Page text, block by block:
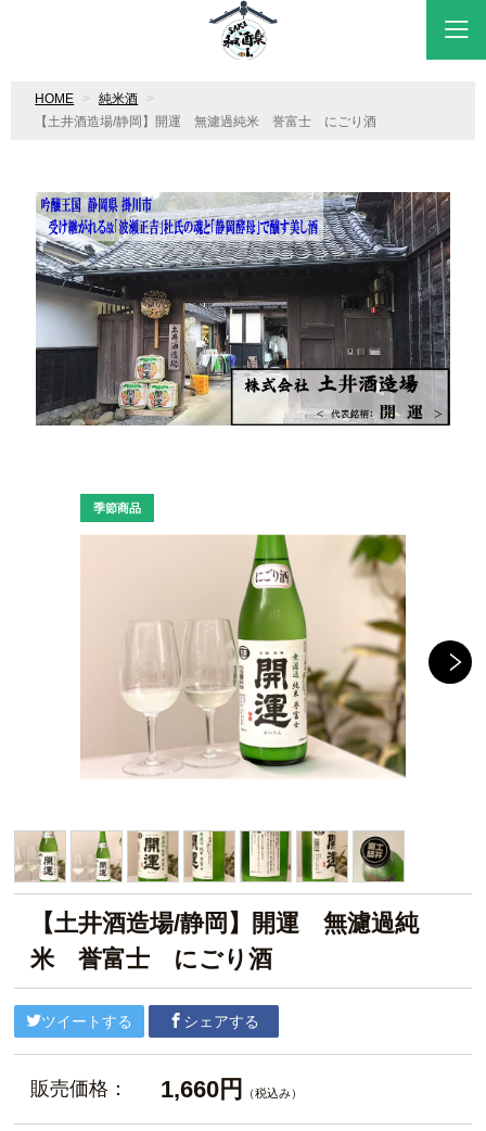
HOME
純米酒
【土井酒造場/静岡】開運 無濾過純米 誉富士 にごり酒
【土井酒造場/静岡】開運 無濾過純
米 誉富士 にごり酒
ツイートする シェアする
販売価格： 1,660円 （税込み）